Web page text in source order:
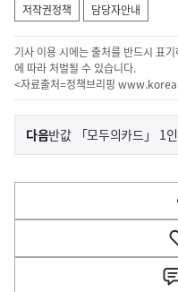
저작권정책
담당자안내
기사 이용 시에는 출처를 반드시 표
에 따라 처벌될 수 있습니다.
<자료출처=정책브리핑
이
전
다
음
다음기
반값 「모두의카드」 1